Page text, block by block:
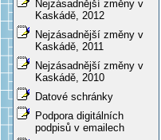
Nejzásadnější změny v
Kaskádě, 2012
Nejzásadnější změny v
Kaskádě, 2011
Nejzásadnější změny v
Kaskádě, 2010
Datové schránky
Podpora digitálních
podpisů v emailech